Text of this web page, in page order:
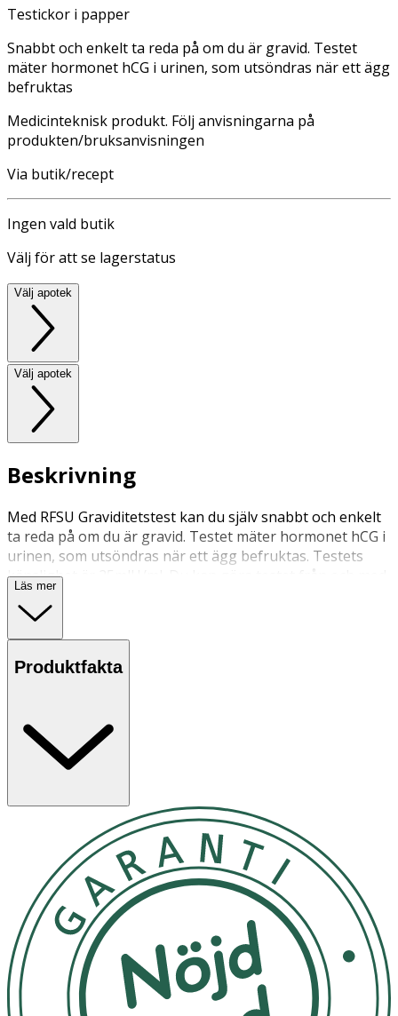
Testickor i papper
Snabbt och enkelt ta reda på om du är gravid. Testet
mäter hormonet hCG i urinen, som utsöndras när ett ägg
befruktas
Medicinteknisk produkt. Följ anvisningarna på
produkten/bruksanvisningen
Via butik/recept
Ingen vald butik
Välj för att se lagerstatus
Välj apotek
Välj apotek
Beskrivning
Med RFSU Graviditetstest kan du själv snabbt och enkelt
ta reda på om du är gravid. Testet mäter hormonet hCG i
urinen, som utsöndras när ett ägg befruktas. Testets
känslighet är 25mlU/ml. Du kan göra testet från och med
den dag du skulle haft din menstruation, säkrast är att
mäta morgonurin. Testet är av samma typ som
barnmorskor och gynekologer använder. 25 teststickor i
för besked.
Förvaras torrt i temperatur +2-30 °C
OK för gravida och ammande:
Läs mer
Produktfakta